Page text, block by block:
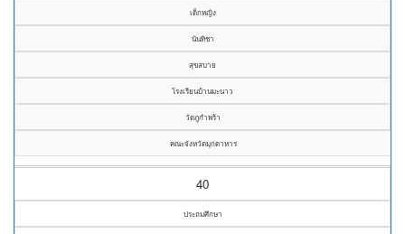
เด็กหญิง
นันทิชา
สุขสบาย
โรงเรียนบ้านมะนาว
วัดภูกำพร้า
คณะจังหวัดมุกดาหาร
40
ประถมศึกษา